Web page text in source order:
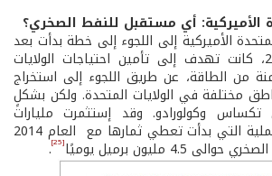
الأميركية إلى اللجوء إلى خطة بدأت بعد
أحداث 11 أيلول 2001، كانت تهدف إلى تأمين احتياجات الولايات
من الطاقة، عن طريق اللجوء إلى استخراج
مختلفة في الولايات المتحدة. ولكن بشكلٍ
وكولورادو. وقد إستثمرت مليارات
الدولارات في هذه العملية التي بدأت تعطي ثمارها مع العام 2014
4.5 مليون برميل يوميًا [25]
.